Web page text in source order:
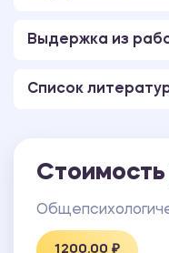
Выдержка из
Список
1200.00 ₽